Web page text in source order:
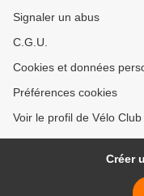
Signaler un abus
C.G.U.
Cookies et données
Préférences cookies
Voir le profil de Vélo
Créer